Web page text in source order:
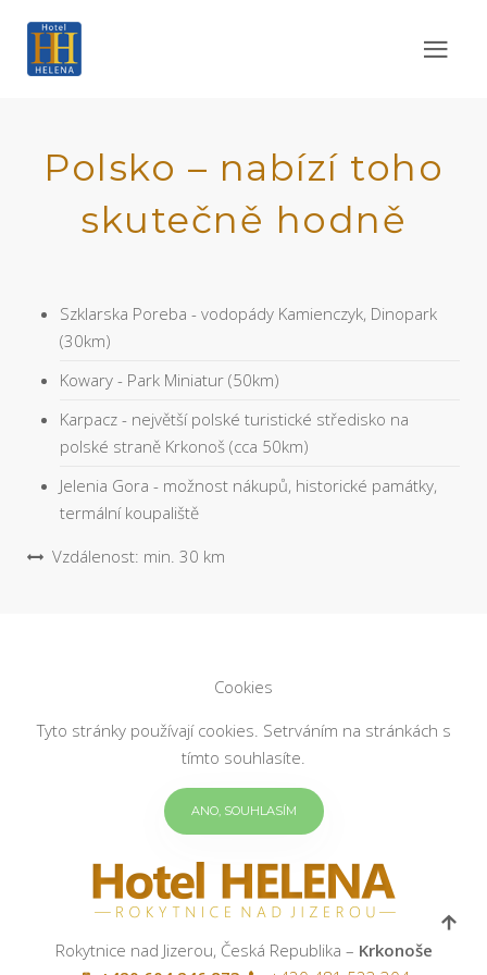
Polsko – nabízí toho
skutečně hodně
Szklarska Poreba - vodopády Kamienczyk, Dinopark
(30km)
Kowary - Park Miniatur (50km)
Karpacz - největší polské turistické středisko na
polské straně Krkonoš (cca 50km)
Jelenia Gora - možnost nákupů, historické památky,
termální koupaliště
Vzdálenost: min. 30 km
Cookies
Tyto stránky používají cookies. Setrváním na stránkách s
tímto souhlasíte.
ANO, SOUHLASÍM
Rokytnice nad Jizerou, Česká Republika – Krkonoše